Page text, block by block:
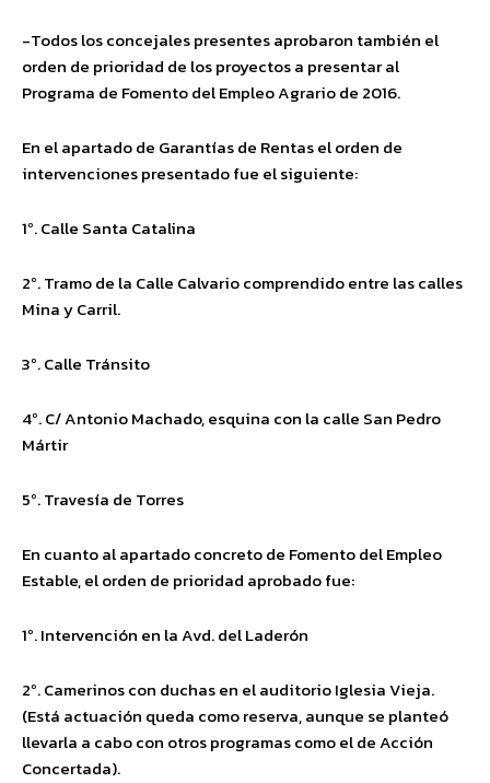
-Todos los concejales presentes aprobaron también el
orden de prioridad de los proyectos a presentar al
Programa de Fomento del Empleo Agrario de 2016.
En el apartado de Garantías de Rentas el orden de
intervenciones presentado fue el siguiente:
1º. Calle Santa Catalina
2º. Tramo de la Calle Calvario comprendido entre las calles
Mina y Carril.
3º. Calle Tránsito
4º. C/ Antonio Machado, esquina con la calle San Pedro
Mártir
5º. Travesía de Torres
En cuanto al apartado concreto de Fomento del Empleo
Estable, el orden de prioridad aprobado fue:
1º. Intervención en la Avd. del Laderón
2º. Camerinos con duchas en el auditorio Iglesia Vieja.
(Está actuación queda como reserva, aunque se planteó
llevarla a cabo con otros programas como el de Acción
Concertada).